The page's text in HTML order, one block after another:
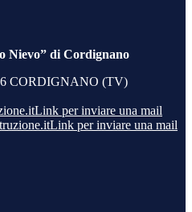
Nievo” di Cordignano
CORDIGNANO (TV)
Link per inviare una mail
Link per inviare una mail